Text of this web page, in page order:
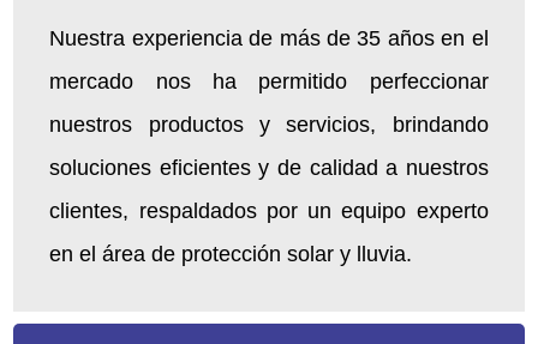
Nuestra experiencia de más de 35 años en el
mercado nos ha permitido perfeccionar
nuestros productos y servicios, brindando
soluciones eficientes y de calidad a nuestros
clientes, respaldados por un equipo experto
en el área de protección solar y lluvia.